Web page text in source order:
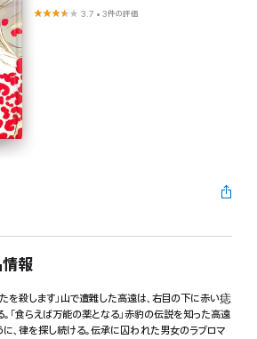
3.7 •3件の評価
報
を殺します」山で遭難した高遠は、右目の下に赤い痣
「食らえば万能の薬となる」赤豹の伝説を知った高遠
、律を探し続ける。伝承に囚われた男女のラブロマ